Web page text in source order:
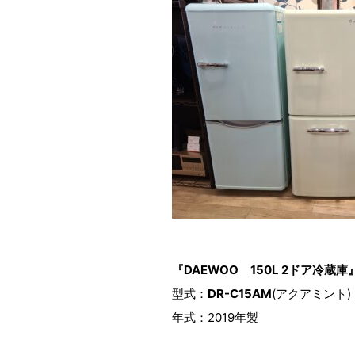
『DAEWOO 150L 2ドア冷蔵庫
型式： DR-C15AM(アクアミント)
年式：2019年製